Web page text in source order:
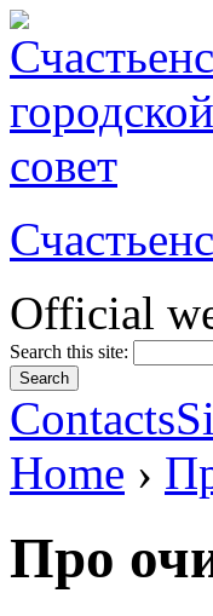
Official
Search this site:
Contacts
Home ›
Про